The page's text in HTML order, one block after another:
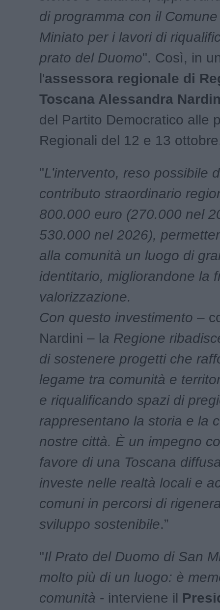
di programma con il
Miniato per i lavori di
prato del Duomo". Così, in
l'assessora regionale di
Toscana Alessandra
del Partito Democratico alle
Regionali del 12 e 13
"L’intervento, reso possibile
contributo straordinario
800.000 euro (270.000 nel
530.000 nel 2026),
alla comunità un luogo di
identitario, migliorandone la
valorizzazione.
Con questo investimento –
Nardini – la Regione
di sostenere progetti che
legame tra comunità e
e riqualificando spazi di
rappresentano la storia e la
nostre città. È un impegno
favore di una Toscana
investe nelle realtà locali e
comuni in percorsi di
sviluppo sostenibile.”
"Il Prato del Duomo di San
molto più di un luogo: è
comunità - interviene il